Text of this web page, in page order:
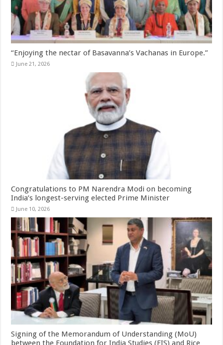
“Enjoying the nectar of Basavanna’s Vachanas in Europe.”
June 21, 2026
Congratulations to PM Narendra Modi on becoming
India’s longest-serving elected Prime Minister
June 10, 2026
Signing of the Memorandum of Understanding (MoU)
between the Foundation for India Studies (FIS) and Rice